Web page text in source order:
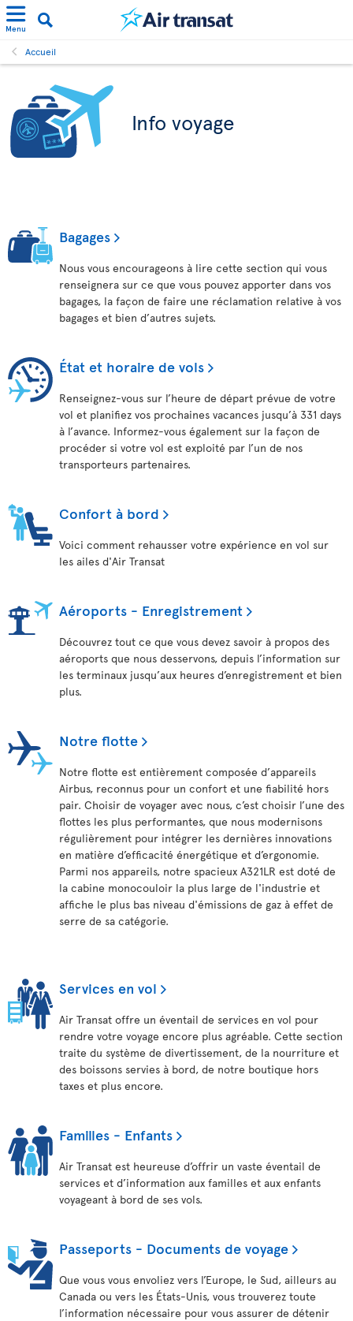
Menu
Accueil
Info voyage
Bagages
Nous vous encourageons à lire cette section qui vous
renseignera sur ce que vous pouvez apporter dans vos
bagages, la façon de faire une réclamation relative à vos
bagages et bien d’autres sujets.
État et horaire de vols
Renseignez-vous sur l’heure de départ prévue de votre
vol et planifiez vos prochaines vacances jusqu’à 331 days
à l’avance. Informez-vous également sur la façon de
procéder si votre vol est exploité par l’un de nos
transporteurs partenaires.
Confort à bord
Voici comment rehausser votre expérience en vol sur
les ailes d'Air Transat
Aéroports - Enregistrement
Découvrez tout ce que vous devez savoir à propos des
aéroports que nous desservons, depuis l’information sur
les terminaux jusqu’aux heures d’enregistrement et bien
plus.
Notre flotte
Notre flotte est entièrement composée d’appareils
Airbus, reconnus pour un confort et une fiabilité hors
pair. Choisir de voyager avec nous, c’est choisir l’une des
flottes les plus performantes, que nous modernisons
régulièrement pour intégrer les dernières innovations
en matière d’efficacité énergétique et d’ergonomie.
Parmi nos appareils, notre spacieux A321LR est doté de
la cabine monocouloir la plus large de l'industrie et
affiche le plus bas niveau d'émissions de gaz à effet de
serre de sa catégorie.
Services en vol
Air Transat offre un éventail de services en vol pour
rendre votre voyage encore plus agréable. Cette section
traite du système de divertissement, de la nourriture et
des boissons servies à bord, de notre boutique hors
taxes et plus encore.
Familles - Enfants
Air Transat est heureuse d’offrir un vaste éventail de
services et d’information aux familles et aux enfants
voyageant à bord de ses vols.
Passeports - Documents de voyage
Que vous vous envoliez vers l’Europe, le Sud, ailleurs au
Canada ou vers les États-Unis, vous trouverez toute
l’information nécessaire pour vous assurer de détenir